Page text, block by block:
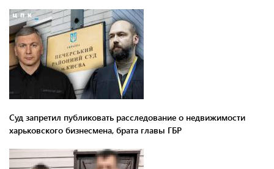
Суд запретил публиковать расследование о недвижимости
харьковского бизнесмена, брата главы ГБР